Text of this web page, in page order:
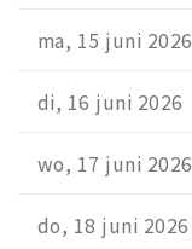
ma, 15 juni 2026
di, 16 juni 2026
wo, 17 juni 2026
do, 18 juni 2026